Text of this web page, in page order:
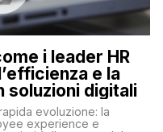
i leader HR
e la
soluzioni digitali
evoluzione: la
experience e